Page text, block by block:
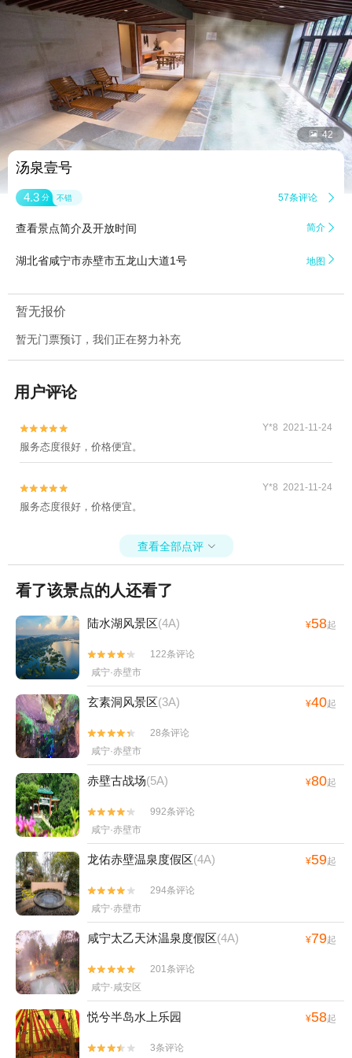
 42
汤泉壹号
4.3 分 不错 57条评论 
查看景点简介及开放时间 简介 
湖北省咸宁市赤壁市五龙山大道1号 地图 
暂无报价
暂无门票预订，我们正在努力补充
用户评论

 Y*8 2021-11-24
服务态度很好，价格便宜。

 Y*8 2021-11-24
服务态度很好，价格便宜。
查看全部点评 
看了该景点的人还看了
陆水湖风景区(4A) ¥58起


122条评论
咸宁·赤壁市
玄素洞风景区(3A) ¥40起


28条评论
咸宁·赤壁市
赤壁古战场(5A) ¥80起


992条评论
咸宁·赤壁市
龙佑赤壁温泉度假区(4A) ¥59起


294条评论
咸宁·赤壁市
咸宁太乙天沐温泉度假区(4A) ¥79起


201条评论
咸宁·咸安区
悦兮半岛水上乐园 ¥58起

 3条评论
